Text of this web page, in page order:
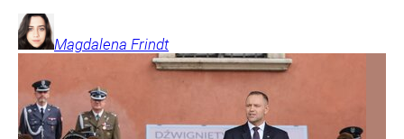
Magdalena Frindt